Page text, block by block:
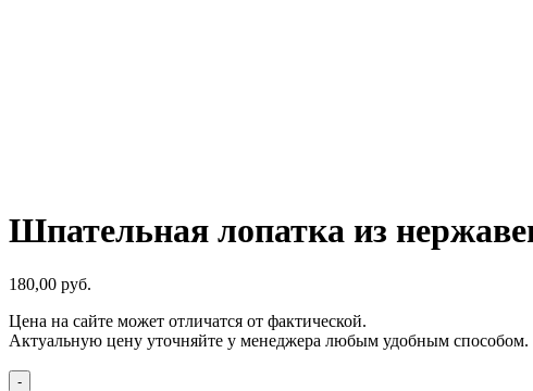
Шпательная лопатка из
180,00 руб.
Цена на сайте может отличатся от фактической.
Актуальную цену уточняйте у менеджера любым удобным способом.
-